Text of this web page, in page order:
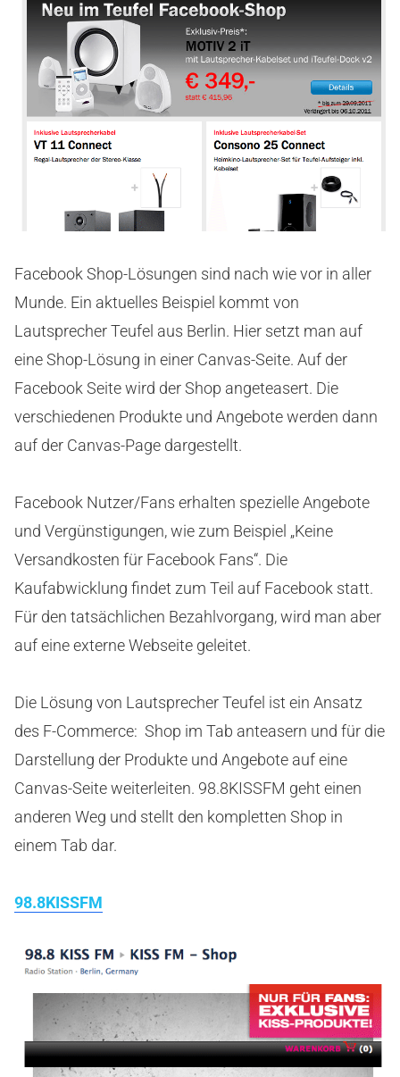
Facebook Shop-Lösungen sind nach wie vor in aller
Munde. Ein aktuelles Beispiel kommt von
Lautsprecher Teufel aus Berlin. Hier setzt man auf
eine Shop-Lösung in einer Canvas-Seite. Auf der
Facebook Seite wird der Shop angeteasert. Die
verschiedenen Produkte und Angebote werden dann
auf der Canvas-Page dargestellt.
Facebook Nutzer/Fans erhalten spezielle Angebote
und Vergünstigungen, wie zum Beispiel „Keine
Versandkosten für Facebook Fans“. Die
Kaufabwicklung findet zum Teil auf Facebook statt.
Für den tatsächlichen Bezahlvorgang, wird man aber
auf eine externe Webseite geleitet.
Die Lösung von Lautsprecher Teufel ist ein Ansatz
des F-Commerce: Shop im Tab anteasern und für die
Darstellung der Produkte und Angebote auf eine
Canvas-Seite weiterleiten. 98.8KISSFM geht einen
anderen Weg und stellt den kompletten Shop in
einem Tab dar.
98.8KISSFM